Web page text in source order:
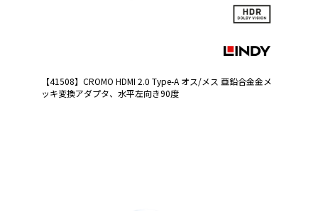
【41508】CROMO HDMI 2.0 Type-A オス/メス 亜鉛合金金メ
ッキ変換アダプタ、水平左向き90度